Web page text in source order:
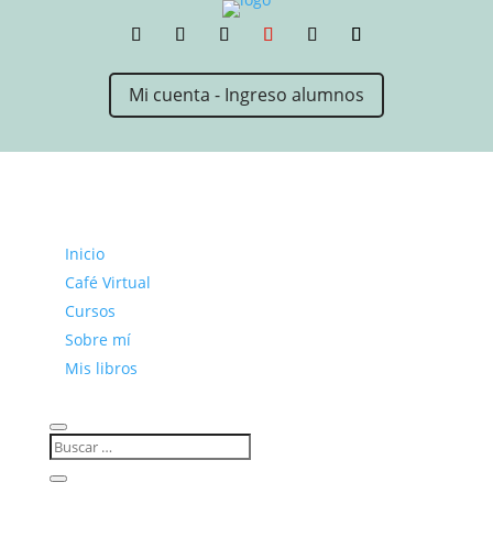
Mi cuenta - Ingreso alumnos
Inicio
Café Virtual
Cursos
Sobre mí
Mis libros